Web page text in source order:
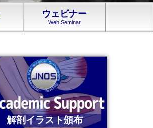
ウェビナー
Web Seminar
解剖イラスト頒布